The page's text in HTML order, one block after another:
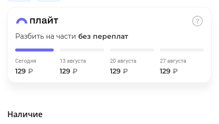
Разбить на части без переплат
Сегодня
129 ₽
13 августа
129₽
20 августа
129 ₽
27 августа
129 ₽
Наличие
Подробнее
об оплате Плайтом
недели